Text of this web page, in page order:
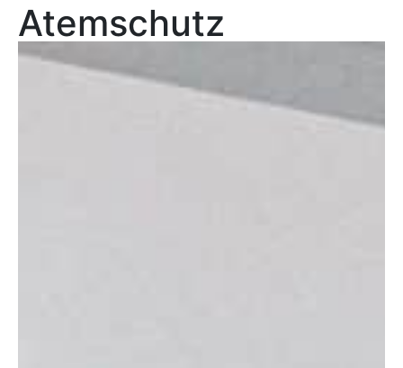
Atemschutz
9. Juni 2026